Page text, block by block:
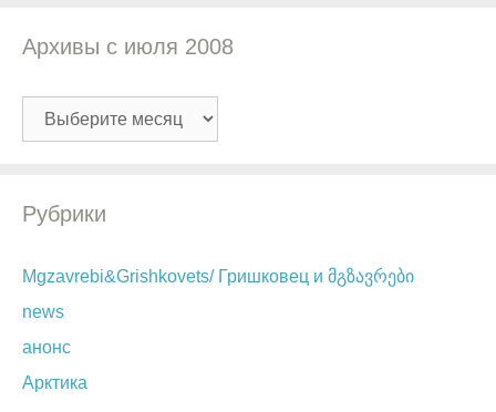
Архивы с июля 2008
Архивы
Рубрики
Mgzavrebi&Grishkovets/ Гришковец и მგზავრები
news
анонс
Арктика